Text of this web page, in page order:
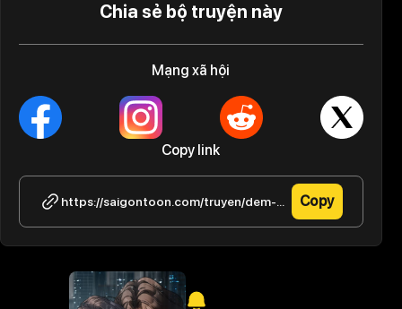
Chia sẻ bộ truyện này
Mạng xã hội
Copy link
https://saigontoon.com/truyen/dem-nay-khong-hon/tap-12-10 Copy